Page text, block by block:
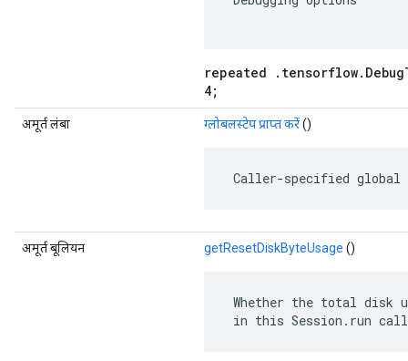
repeated
4;
अमूर्त लंबा ग्लोबलस्टेप प्राप्त करें()
Caller-specified global
अमूर्त बूलियन getResetDiskByteUsage ()
Whether the total disk
in this Session.run